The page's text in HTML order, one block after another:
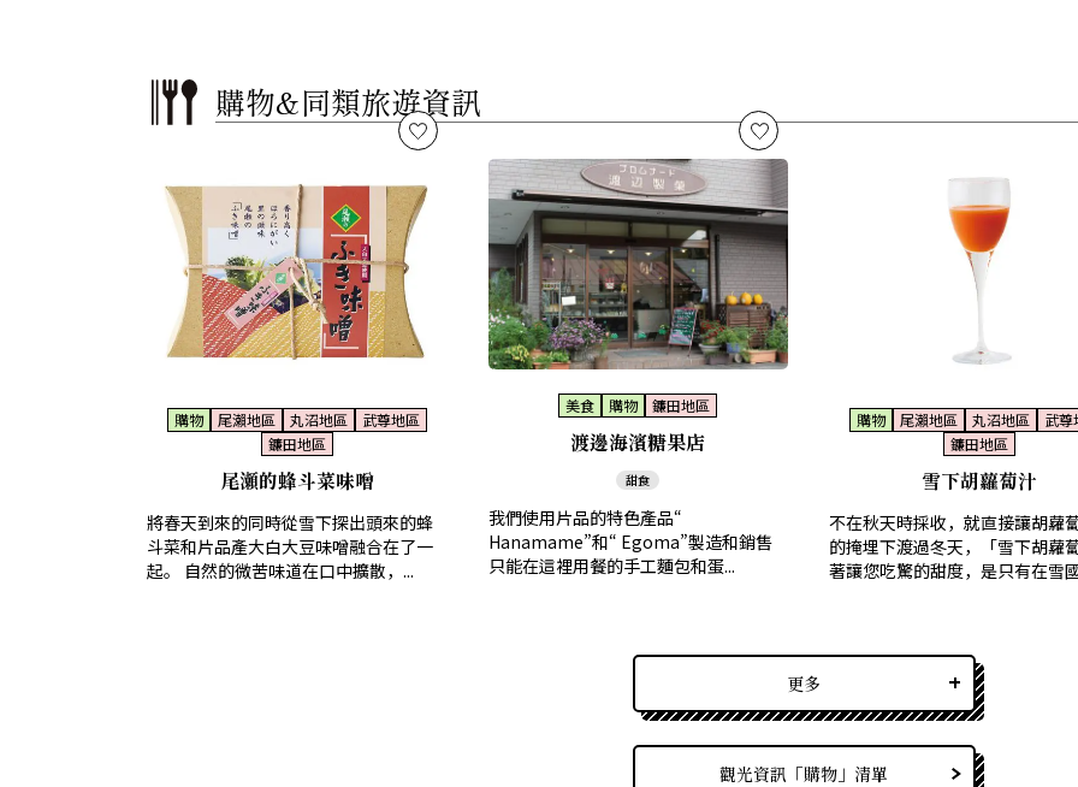
購物&同類旅遊資訊
購物 尾瀨地區 丸沼地區
武尊地區
鐮田地區
尾瀬的蜂斗菜味噌
將春天到來的同時從雪下探出頭來的蜂
斗菜和片品產大白大豆味噌融合在了一
起。 自然的微苦味道在口中擴散，...
美食 購物 鐮田地區
渡邊海濱糖果店
甜食
我們使用片品的特色產品“
Hanamame”和“ Egoma”製造和銷售
只能在這裡用餐的手工麵包和蛋...
購物 尾瀨地區 丸沼地區
武尊
鐮田地區
雪下胡蘿蔔汁
不在秋天時採收，就直接讓胡蘿
的掩埋下渡過冬天，「雪下胡蘿
著讓您吃驚的甜度，是只有在雪
更多
觀光資訊「購物」清單